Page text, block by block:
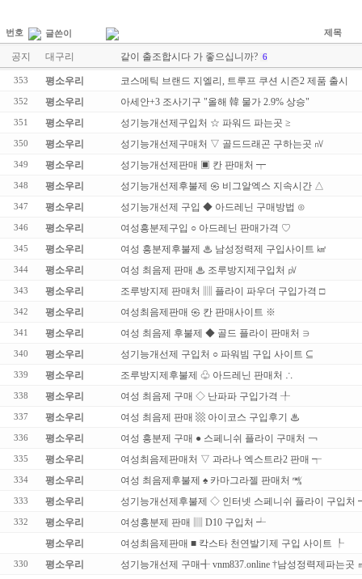
번호 글쓴이 제목
공지 대구리 같이 출조합시다 가 좋으십니까? 6
353 평소우리 코스메틱 브랜드 지엘리, 트루프 쿠션 시즌2 제품 출시
352 평소우리 아세안+3 조사기구 "올해 韓 물가 2.9% 상승"
351 평소우리 성기능개선제구입처 ☆ 파워드 파는곳 ≥
350 평소우리 성기능개선제구매처 ▽ 골드드래곤 구하는곳 ㎵
349 평소우리 성기능개선제판매 ▣ 칸 판매처 ┯
348 평소우리 성기능개선제후불제 ㉿ 비그알엑스 지속시간 △
347 평소우리 성기능개선제 구입 ◆ 아드레닌 구매방법 ⊙
346 평소우리 여성흥분제구입 ○ 아드레닌 판매가격 ♡
345 평소우리 여성 흥분제후불제 ♨ 남성정력제 구입사이트 ㎢
344 평소우리 여성 최음제 판매 ♨ 조루방지제구입처 ㎴
343 평소우리 조루방지제 판매처 ▥ 플라이 파우더 구입가격 □
342 평소우리 여성최음제판매 ㉿ 칸 판매사이트 ※
341 평소우리 여성 최음제 후불제 ◆ 골드 플라이 판매처 ∋
340 평소우리 성기능개선제 구입처 ○ 파워빔 구입 사이트 ⊆
339 평소우리 조루방지제후불제 ♧ 아드레닌 판매처 ∴
338 평소우리 여성 최음제 구매 ◇ 난파파 구입가격 ╀
337 평소우리 여성 최음제 판매 ▩ 아이코스 구입후기 ♨
336 평소우리 여성 흥분제 구매 ● 스페니쉬 플라이 구매처 ￢
335 평소우리 여성최음제판매처 ▽ 과라나 엑스트라2 판매 ┭
334 평소우리 여성 최음제후불제 ♠ 카마그라젤 판매처 ㎮
333 평소우리 성기능개선제후불제 ◇ 인터넷 스페니쉬 플라이 구입처
332 평소우리
여성흥분제 판매 ▥ D10 구입처 ┵
평소우리
여성최음제판매 ■ 칵스타 천연발기제 구입 사이트 ┞
330 평소우리 성기능개선제 구매╉ vnm837.online †남성정력제파는곳